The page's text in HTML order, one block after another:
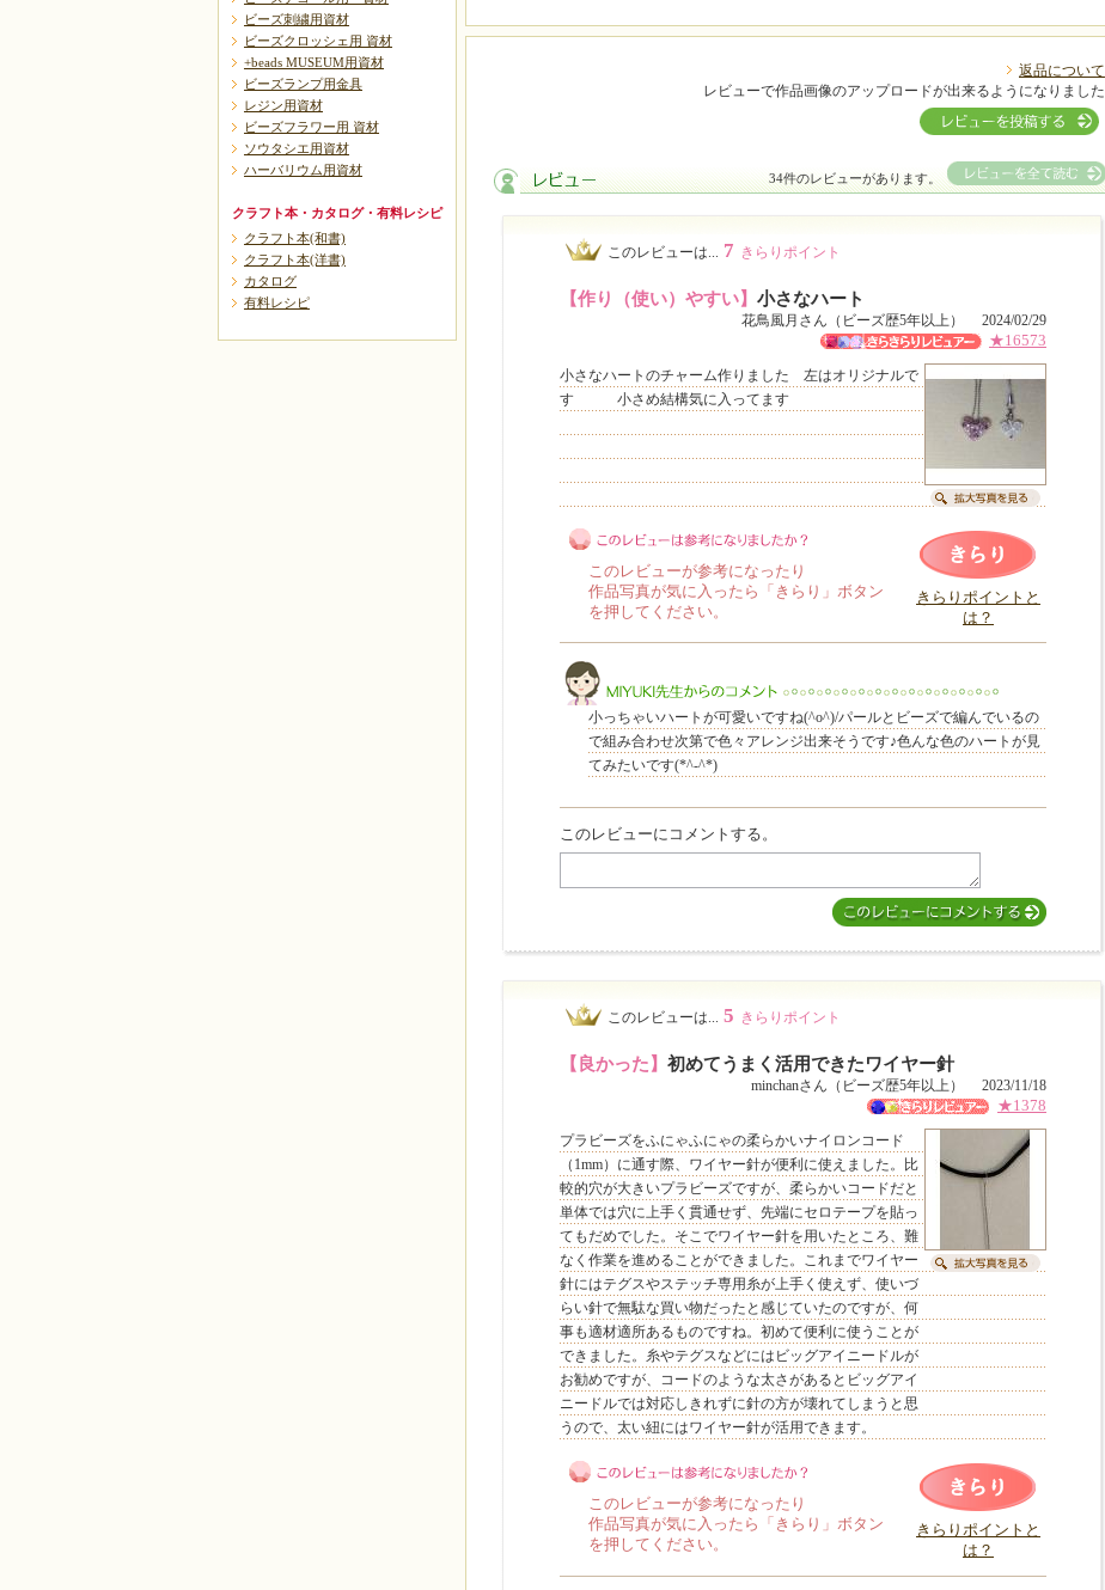
返品について
レビューで作品画像のアップロードが出来るようになりました
34件のレビューがあります。
このレビューは... 7 きらりポイント
【作り（使い）やすい】 小さなハート
花鳥風月さん（ビーズ歴5年以上） 2024/02/29
★16573
小さなハートのチャーム作りました 左はオリジナルで
す 小さめ結構気に入ってます
このレビューは参考になりましたか？
このレビューが参考になったり
作品写真が気に入ったら「きらり」ボタン
を押してください。
きらりポイントと
は？
MIYUKI先生からのコメント
小っちゃいハートが可愛いですね(^o^)/パールとビーズで編んでいるの
で組み合わせ次第で色々アレンジ出来そうです♪色んな色のハートが見
てみたいです(*^-^*)
このレビューにコメントする。
このレビューは... 5 きらりポイント
【良かった】 初めてうまく活用できたワイヤー針
minchanさん（ビーズ歴5年以上） 2023/11/18
★1378
プラビーズをふにゃふにゃの柔らかいナイロンコード
（1mm）に通す際、ワイヤー針が便利に使えました。比
較的穴が大きいプラビーズですが、柔らかいコードだと
単体では穴に上手く貫通せず、先端にセロテープを貼っ
てもだめでした。そこでワイヤー針を用いたところ、難
なく作業を進めることができました。これまでワイヤー
針にはテグスやステッチ専用糸が上手く使えず、使いづ
らい針で無駄な買い物だったと感じていたのですが、何
事も適材適所あるものですね。初めて便利に使うことが
できました。糸やテグスなどにはビッグアイニードルが
お勧めですが、コードのような太さがあるとビッグアイ
ニードルでは対応しきれずに針の方が壊れてしまうと思
うので、太い紐にはワイヤー針が活用できます。
このレビューが参考になったり
作品写真が気に入ったら「きらり」ボタン
を押してください。
きらりポイントと
は？
ビーズ刺繍用資材
ビーズクロッシェ用 資材
+beads MUSEUM用資材
ビーズランプ用金具
レジン用資材
ビーズフラワー用 資材
ソウタシエ用資材
ハーバリウム用資材
クラフト本・カタログ・有料レシピ
クラフト本(和書)
クラフト本(洋書)
カタログ
有料レシピ